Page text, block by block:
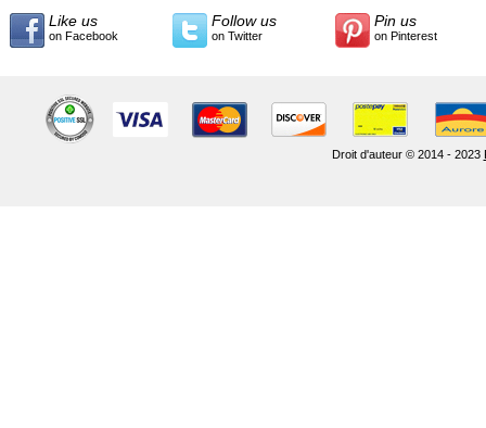
Like us
on Facebook
Follow us
on Twitter
Pin us
on Pinterest
Droit d'auteur © 2014 - 2023